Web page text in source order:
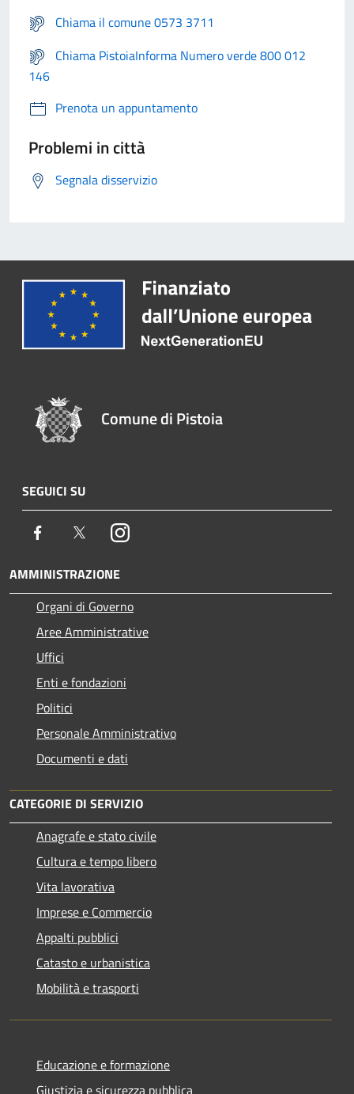
Chiama il comune 0573 3711
Chiama PistoiaInforma Numero verde 800 012
146
Prenota un appuntamento
Problemi in città
Segnala disservizio
Comune di Pistoia
SEGUICI SU
Facebook TwitterInstagram
AMMINISTRAZIONE
Organi di Governo
Aree Amministrative
Uffici
Enti e fondazioni
Politici
Personale Amministrativo
Documenti e dati
CATEGORIE DI SERVIZIO
Anagrafe e stato civile
Cultura e tempo libero
Vita lavorativa
Imprese e Commercio
Appalti pubblici
Catasto e urbanistica
Mobilità e trasporti
Educazione e formazione
Giustizia e sicurezza pubblica